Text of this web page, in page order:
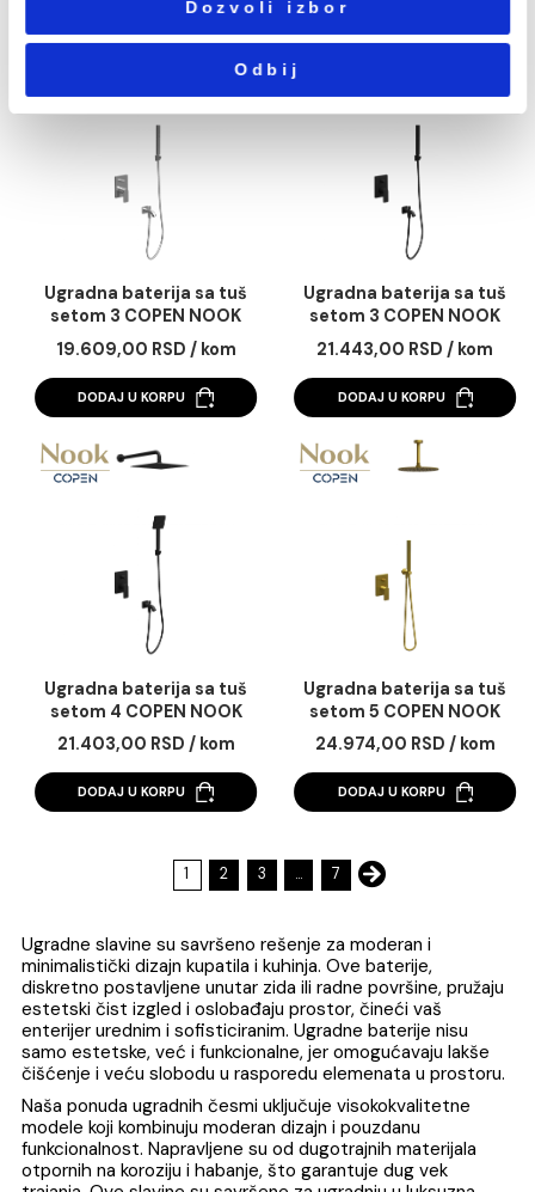
Podešavanja
Pokaži detalje
Dozvoli sve
Dozvoli izbor
DODAJ U KORPU DODAJ U KORPU
Ugradna baterija sa tuš
setom 3 COPEN NOOK
brušeno zlato
28.583,00 RSD / kom
DODAJ U KORPU
Ugradna baterija sa
setom 3 COPEN
gunmetal
27.710,00 RSD /
DODAJ U KORPU
Ugradna baterija sa tuš
19.609,00 RSD / kom
Ugradna baterija sa
21.443,00 RSD /